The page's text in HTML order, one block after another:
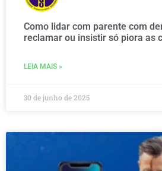
Como lidar com parente com
reclamar ou insistir só piora as
LEIA MAIS »
30 de junho de 2025